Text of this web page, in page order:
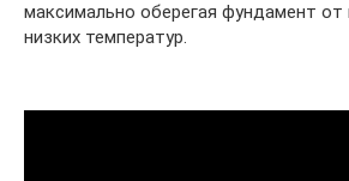
максимально оберегая фундамент от
низких температур.